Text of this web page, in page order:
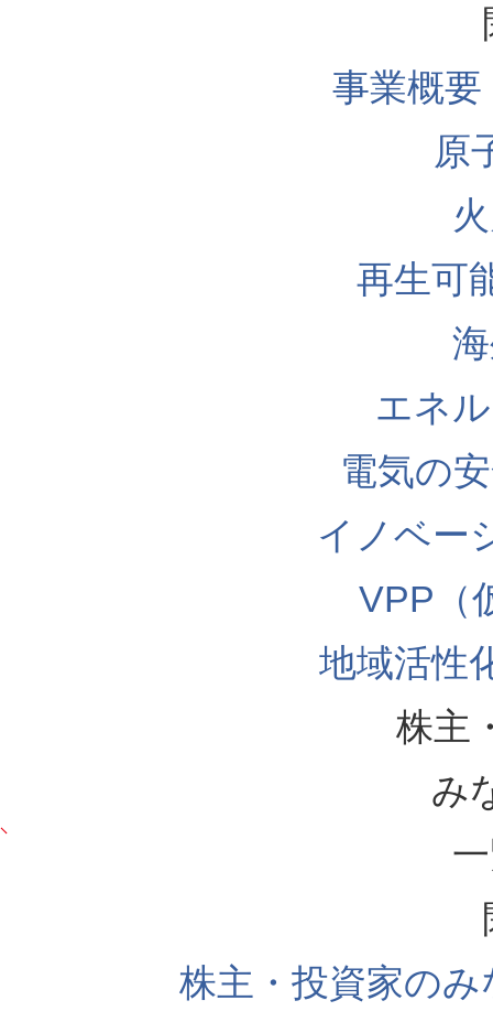
事業概
原
再生可
エネ
電気の
イノベー
VPP（
地域活性
株主
み
株主・投資家の